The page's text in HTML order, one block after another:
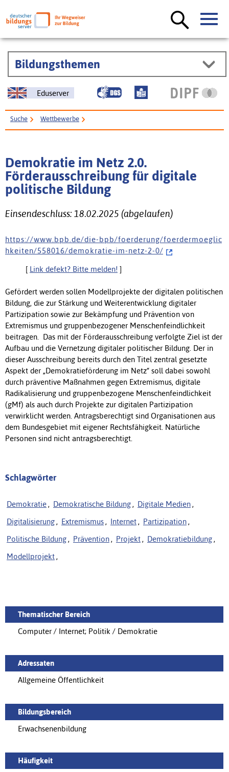
Bildungsthemen
Eduserver
Suche Wettbewerbe
Demokratie im Netz 2.0.
Förderausschreibung für digitale
politische Bildung
Einsendeschluss: 18.02.2025 (abgelaufen)
h t t p s : / / w w w . b p b . d e / d i e - b p b / f o e r d e r u n g / f o e r d e r m o e g l i c
h k e i t e n / 5 5 8 0 1 6 / d e m o k r a t i e - i m - n e t z - 2 - 0 /
[ Link defekt? Bitte melden! ]
Gefördert werden sollen Modellprojekte der digitalen politischen
Bildung, die zur Stärkung und Weiterentwicklung digitaler
Partizipation sowie zur Bekämpfung und Prävention von
Extremismus und gruppenbezogener Menschenfeindlichkeit
beitragen. Das mit der Förderausschreibung verfolgte Ziel ist der
Aufbau und die Vernetzung digitaler politischer Bildung. Der in
dieser Ausschreibung bereits durch den Titel zentral gesetzte
Aspekt der „Demokratieförderung im Netz“ soll dabei sowohl
durch präventive Maßnahmen gegen Extremismus, digitale
Radikalisierung und gruppenbezogene Menschenfeindlichkeit
(gMf) als auch durch Projekte zur digitalen Partizipation
verwirklicht werden. Antragsberechtigt sind Organisationen aus
dem Bundesgebiet mit eigener Rechtsfähigkeit. Natürliche
Personen sind nicht antragsberechtigt.
Schlagwörter
Demokratie , Demokratische Bildung , Digitale Medien ,
Digitalisierung , Extremismus , Internet , Partizipation ,
Politische Bildung , Prävention , Projekt , Demokratiebildung ,
Modellprojekt ,
Thematischer Bereich
Computer / Internet; Politik / Demokratie
Adressaten
Allgemeine Öffentlichkeit
Bildungsbereich
Erwachsenenbildung
Häufigkeit